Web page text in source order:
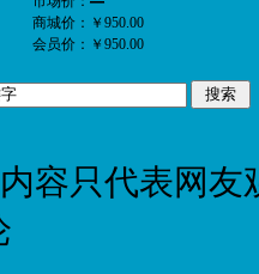
商城价： ￥950.00
会员价： ￥950.00
内容只代表网